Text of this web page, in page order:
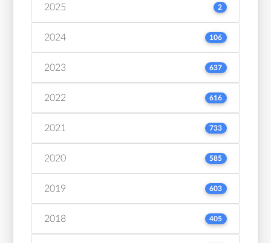
2025 2
2024 106
2023 637
2022 616
2021 733
2020 585
2019 603
2018 405